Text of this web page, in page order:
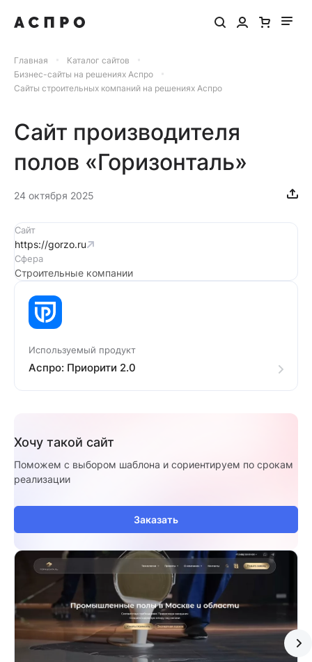
Главная
Каталог сайтов
Бизнес-сайты на решениях Аспро
Сайты строительных компаний на решениях Аспро
Сайт производителя
полов «Горизонталь»
24 октября 2025
Сайт
https://gorzo.ru
Сфера
Строительные компании
Используемый продукт
Аспро: Приорити 2.0
Хочу такой сайт
Поможем с выбором шаблона и сориентируем по срокам
реализации
Заказать